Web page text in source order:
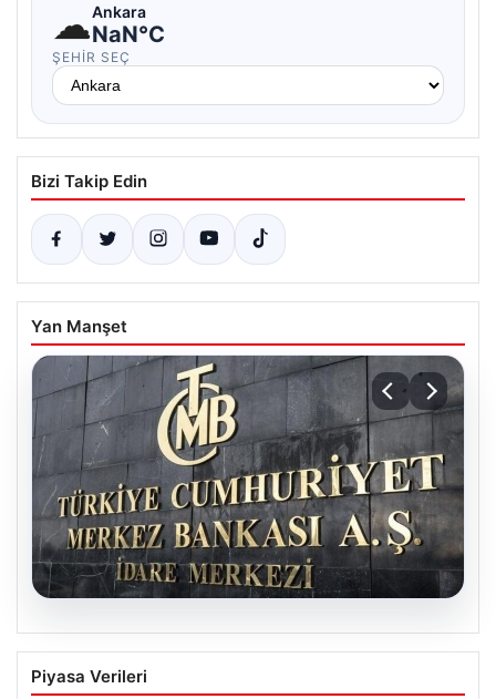
☁Ankara
NaN°C
ŞEHIR SEÇ
Bizi Takip Edin
Yan Manşet
05.08.2026
Merkez Bankası’nın Nisan faiz kararı:
Tarih, saat ve ekonomist beklentileri
Piyasa Verileri